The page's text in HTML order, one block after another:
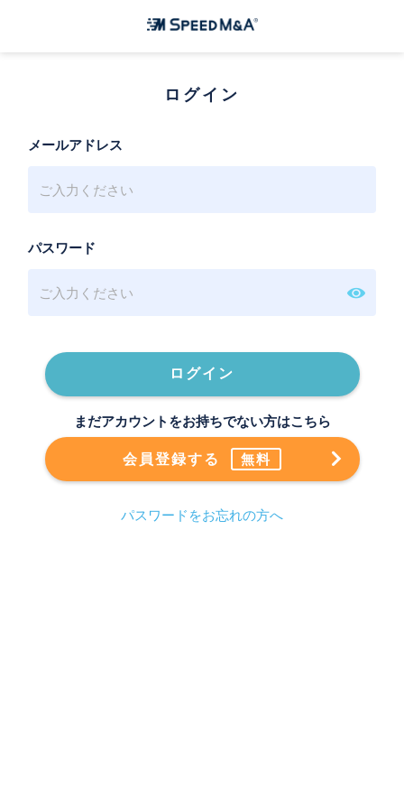
ログイン
メールアドレス
パスワード
ログイン
まだアカウントをお持ちでない方はこちら
会員登録する 無料
パスワードをお忘れの方へ